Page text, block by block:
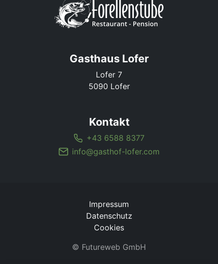
Gasthaus Lofer
Lofer 7
5090 Lofer
Kontakt
+43 6588 8377
info@gasthof-lofer.com
Impressum
Datenschutz
Cookies
© Futureweb GmbH